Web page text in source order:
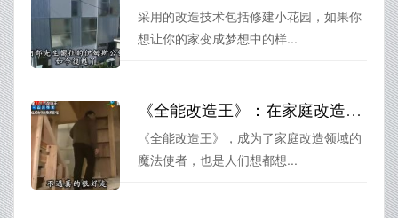
采用的改造技术包括修建小花园，如果你
想让你的家变成梦想中的样...
《全能改造王》：在家庭改造的世界中掀起一潮新的改造热潮
《全能改造王》，成为了家庭改造领域的
魔法使者，也是人们想都想...